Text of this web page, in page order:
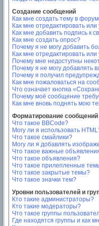
Создание сообщений
Как мне создать тему в
Как мне отредактировать
Как мне добавить подпись к
Как мне создать опрос?
Почему я не могу добавить
Как мне отредактировать
Почему мне недоступны
Почему я не могу добавлять
Почему я получил
Как мне пожаловаться на
Что означает кнопка
Почему моё сообщение
Как мне вновь поднять мою
Форматирование
Что такое BBCode?
Могу ли я использовать
Что такое смайлики?
Могу ли я добавлять
Что такое важные
Что такое объявления?
Что такое прилепленные
Что такое закрытые темы?
Что такое значки тем?
Уровни пользователей и
Кто такие администраторы?
Кто такие модераторы?
Что такое группы
Где находятся группы и как